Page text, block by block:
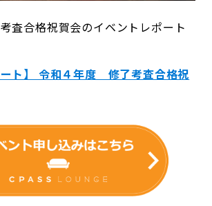
査合格祝賀会のイベントレポート
ート】 令和４年度 修了考査合格祝